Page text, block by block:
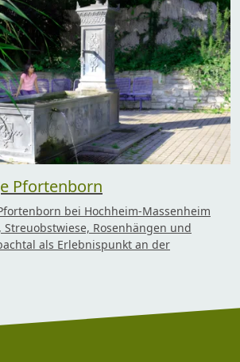
Pfortenborn
bei Hochheim-Massenheim
Rosenhängen und
als Erlebnispunkt an der